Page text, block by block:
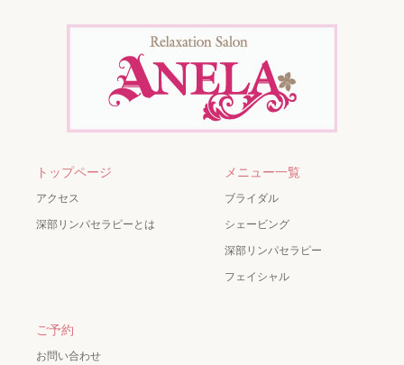
トップページ
アクセス
深部リンパセラピーとは
メニュー一覧
ブライダル
シェービング
深部リンパセラピー
フェイシャル
ご予約
お問い合わせ